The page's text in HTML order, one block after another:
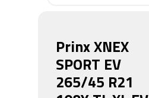
Prinx XNEX
SPORT EV
265/45 R21